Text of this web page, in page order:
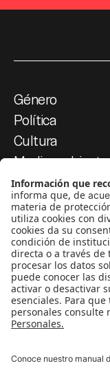
Género
Política
Cultura
Medio ambiente
Medios y
Ciudad
Movilización
¿Quiénes
Podcasts
Ediciones